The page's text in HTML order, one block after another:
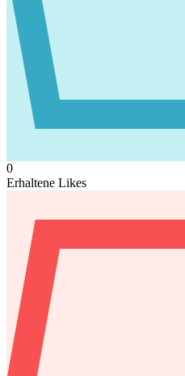
0
Erhaltene Likes